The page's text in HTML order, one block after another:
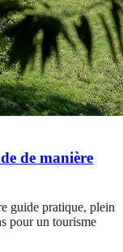
de manière
guide pratique, plein
pour un tourisme